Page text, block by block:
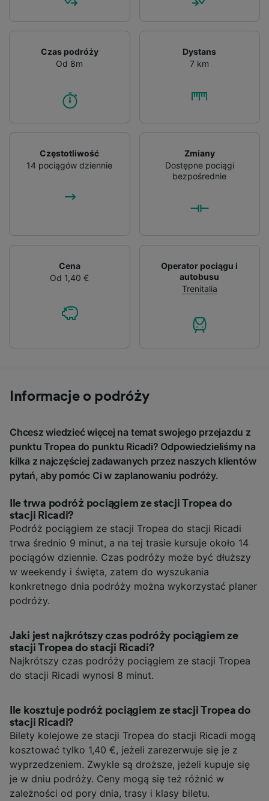
Czas podróży
Od 8m
Dystans
7 km
Częstotliwość
14 pociągów dziennie
Zmiany
Dostępne pociągi
bezpośrednie
Cena
Od 1,40 €
Operator pociągu i
autobusu
Trenitalia
Informacje o podróży
Chcesz wiedzieć więcej na temat swojego przejazdu z
punktu Tropea do punktu Ricadi? Odpowiedzieliśmy na
kilka z najczęściej zadawanych przez naszych klientów
pytań, aby pomóc Ci w zaplanowaniu podróży.
Ile trwa podróż pociągiem ze stacji Tropea do
stacji Ricadi?
Podróż pociągiem ze stacji Tropea do stacji Ricadi
trwa średnio 9 minut, a na tej trasie kursuje około 14
pociągów dziennie. Czas podróży może być dłuższy
w weekendy i święta, zatem do wyszukania
konkretnego dnia podróży można wykorzystać planer
podróży.
Jaki jest najkrótszy czas podróży pociągiem ze
stacji Tropea do stacji Ricadi?
Najkrótszy czas podróży pociągiem ze stacji Tropea
do stacji Ricadi wynosi 8 minut.
Ile kosztuje podróż pociągiem ze stacji Tropea do
stacji Ricadi?
Bilety kolejowe ze stacji Tropea do stacji Ricadi mogą
kosztować tylko 1,40 €, jeżeli zarezerwuje się je z
wyprzedzeniem. Zwykle są droższe, jeżeli kupuje się
je w dniu podróży. Ceny mogą się też różnić w
zależności od pory dnia, trasy i klasy biletu.